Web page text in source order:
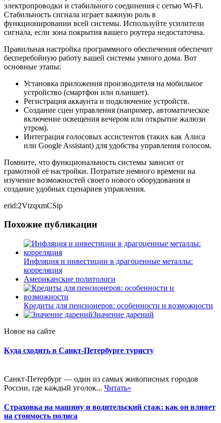
электропроводки и стабильного соединения с сетью Wi-Fi.
Стабильность сигнала играет важную роль в
функционировании всей системы. Используйте усилители
сигнала, если зона покрытия вашего роутера недостаточна.
Правильная настройка программного обеспечения обеспечит
бесперебойную работу вашей системы умного дома. Вот
основные этапы:
Установка приложения производителя на мобильное
устройство (смартфон или планшет).
Регистрация аккаунта и подключение устройств.
Создание сцен управления (например, автоматическое
включение освещения вечером или открытие жалюзи
утром).
Интеграция голосовых ассистентов (таких как Алиса
или Google Assistant) для удобства управления голосом.
Помните, что функциональность системы зависит от
грамотной её настройки. Потратьте немного времени на
изучение возможностей своего нового оборудования и
создание удобных сценариев управления.
erid:2VtzqxmCSip
Похожие публикации
Инфляция и инвестиции в драгоценные металлы:
корреляция
Американские политологи
Кредиты для пенсионеров: особенности и возможности
Значение дарений
Новое на сайте
Куда сходить в Санкт-Петербурге туристу
Санкт-Петербург — один из самых живописных городов
России, где каждый уголок... Читать»
Страховка на машину и водительский стаж: как он влияет
на стоимость полиса